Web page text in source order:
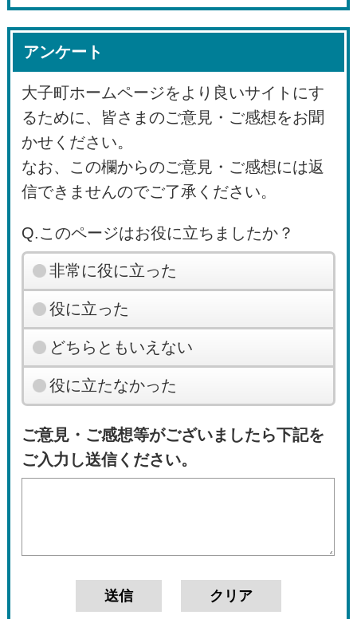
アンケート
大子町ホームページをより良いサイトにす
るために、皆さまのご意見・ご感想をお聞
かせください。
なお、この欄からのご意見・ご感想には返
信できませんのでご了承ください。
Q.このページはお役に立ちましたか？
非常に役に立った
役に立った
どちらともいえない
役に立たなかった
ご意見・ご感想等がございましたら下記を
ご入力し送信ください。